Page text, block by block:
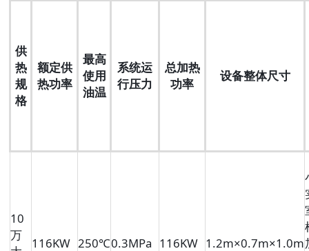
供
热
规
格
额定供
热功率
最高
使用
油温
系统运
行压力
总加热
功率
设备整体尺寸
10
万
116KW 250℃0.3MPa 116KW 1.2m×0.7m×1.0m